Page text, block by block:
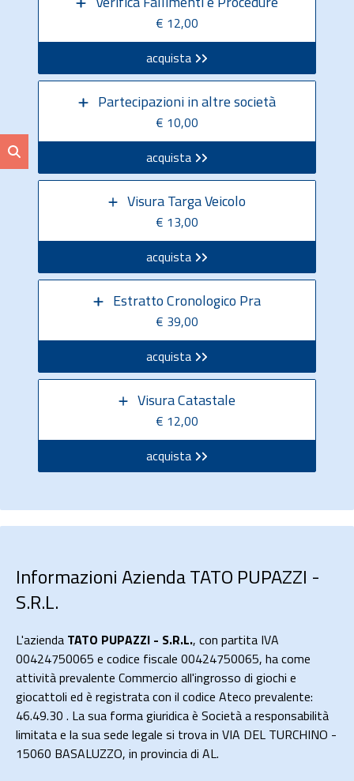
€ 12,00
acquista
Partecipazioni in altre società
€ 10,00
acquista
Visura Targa Veicolo
€ 13,00
acquista
Estratto Cronologico Pra
€ 39,00
acquista
Visura Catastale
€ 12,00
acquista
Informazioni Azienda TATO PUPAZZI -
S.R.L.
L'azienda TATO PUPAZZI - S.R.L., con partita IVA
00424750065 e codice fiscale 00424750065, ha come
attività prevalente Commercio all'ingrosso di giochi e
giocattoli ed è registrata con il codice Ateco prevalente:
46.49.30 . La sua forma giuridica è Società a responsabilità
limitata e la sua sede legale si trova in VIA DEL TURCHINO -
15060 BASALUZZO, in provincia di AL.